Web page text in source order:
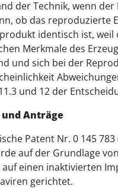
der Technik, wenn
ob das reproduzierte
identisch ist, weil
Merkmale des
und sich bei der
und 12 der
Anträge
Patent Nr. 0 145
auf der Grundlage
einen inaktivierten
gerichtet.